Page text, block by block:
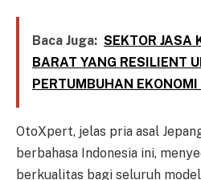
Baca Juga: SEKTOR JASA
BARAT YANG RESILIENT
PERTUMBUHAN
OtoXpert, jelas pria asal
berbahasa Indonesia ini,
berkualitas bagi seluruh